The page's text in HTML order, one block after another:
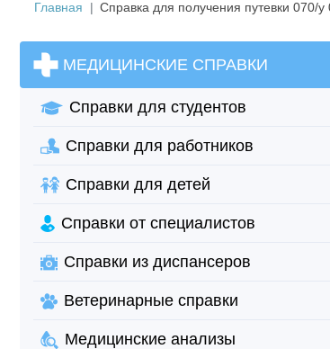
Главная Справка для получения путевки 070/у
МЕДИЦИНСКИЕ СПРАВКИ
Справки для студентов
Справки для работников
Справки для детей
Справки от специалистов
Справки из диспансеров
Ветеринарные справки
Медицинские анализы